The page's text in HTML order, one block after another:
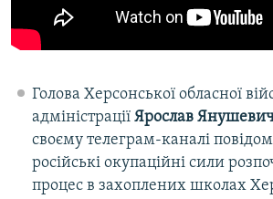
Голова Херсонської обласної
адміністрації Ярослав
своєму телеграм-каналі
російські окупаційні сили
процес в захоплених школах